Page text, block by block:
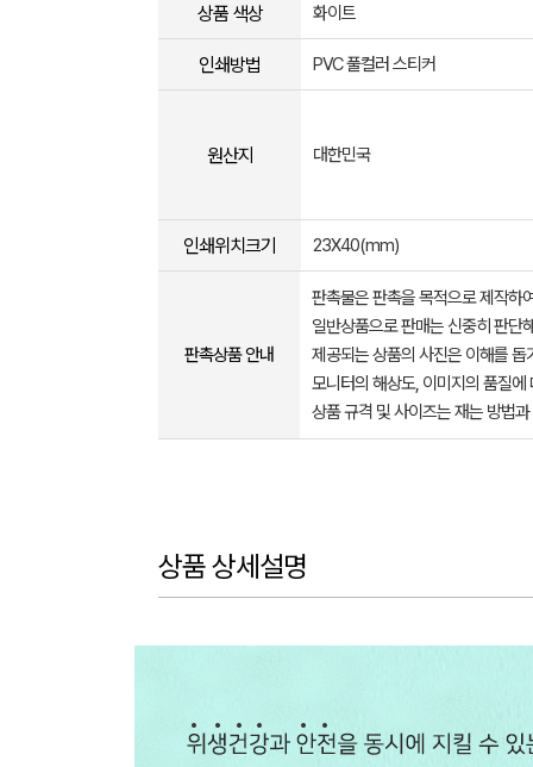
상품 색상 화이트
인쇄방법 PVC 풀컬러 스티커
원산지 대한민국
인쇄위치크기 23X40(mm)
판촉상품 안내
판촉물은 판촉을 목적으로 제작하
일반상품으로 판매는 신중히 판단
제공되는 상품의 사진은 이해를
모니터의 해상도, 이미지의 품질
상품 규격 및 사이즈는 재는 방법
상품 상세설명